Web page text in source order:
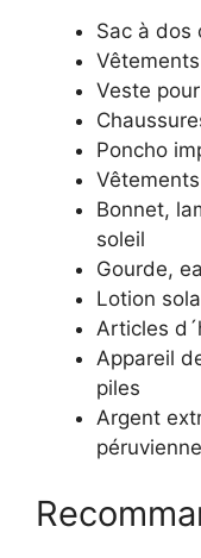
Sac à dos
Veste
Poncho
Bonnet,
soleil
Gourde,
Lotion
Articles
Appareil
piles
Argent